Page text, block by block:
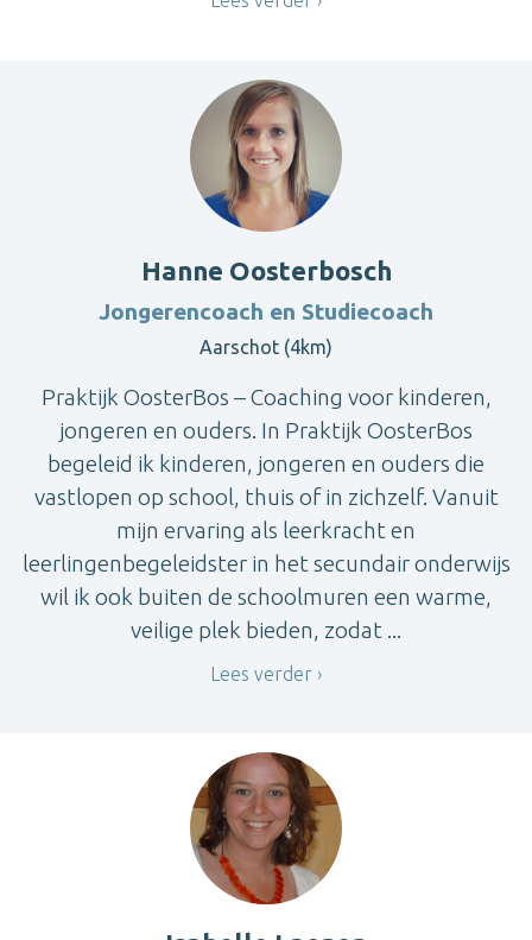
Hanne Oosterbosch
Jongerencoach en Studiecoach
Aarschot (4km)
Praktijk OosterBos – Coaching voor kinderen,
jongeren en ouders. In Praktijk OosterBos
begeleid ik kinderen, jongeren en ouders die
vastlopen op school, thuis of in zichzelf. Vanuit
mijn ervaring als leerkracht en
leerlingenbegeleidster in het secundair onderwijs
wil ik ook buiten de schoolmuren een warme,
veilige plek bieden, zodat ...
Lees verder